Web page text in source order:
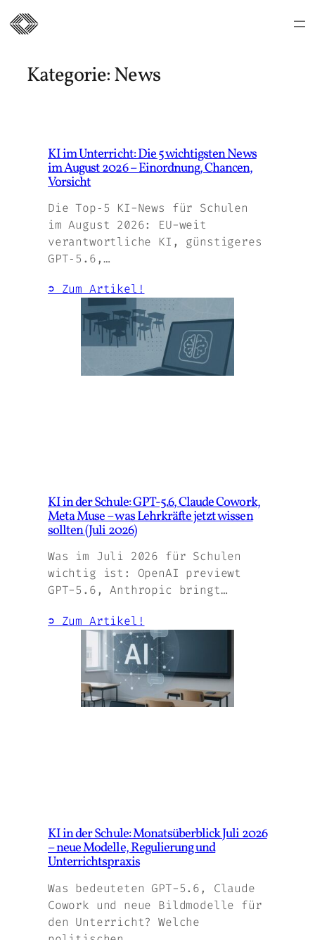
Inhalt
springen
Kategorie:News
KI im Unterricht: Die 5 wichtigsten News
im August 2026 – Einordnung, Chancen,
Vorsicht
Die Top‑5 KI-News für Schulen
im August 2026: EU-weit
verantwortliche KI, günstigeres
GPT‑5.6,…
➲ Zum Artikel!
KI in der Schule: GPT-5.6, Claude Cowork,
Meta Muse – was Lehrkräfte jetzt wissen
sollten (Juli 2026)
Was im Juli 2026 für Schulen
wichtig ist: OpenAI previewt
GPT-5.6, Anthropic bringt…
➲ Zum Artikel!
KI in der Schule: Monatsüberblick Juli 2026
– neue Modelle, Regulierung und
Unterrichtspraxis
Was bedeuteten GPT-5.6, Claude
Cowork und neue Bildmodelle für
den Unterricht? Welche